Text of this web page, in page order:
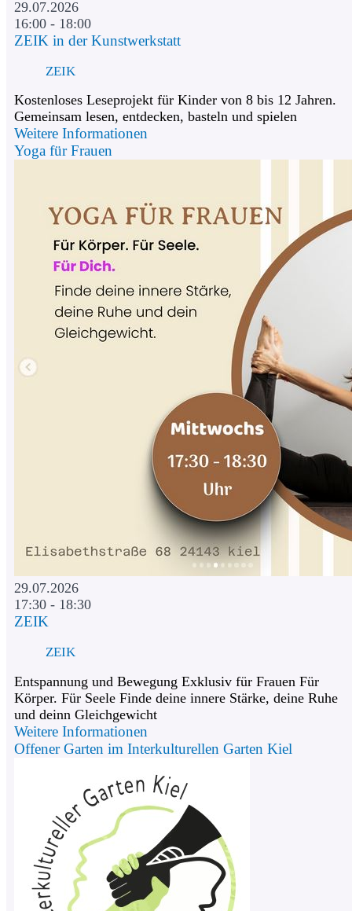
29.07.2026
16:00 - 18:00
ZEIK in der Kunstwerkstatt
ZEIK
Kostenloses Leseprojekt für Kinder von 8 bis 12 Jahren.
Gemeinsam lesen, entdecken, basteln und spielen
Weitere Informationen
Yoga für Frauen
29.07.2026
17:30 - 18:30
ZEIK
ZEIK
Entspannung und Bewegung Exklusiv für Frauen Für
Körper. Für Seele Finde deine innere Stärke, deine Ruhe
und deinn Gleichgewicht
Weitere Informationen
Offener Garten im Interkulturellen Garten Kiel